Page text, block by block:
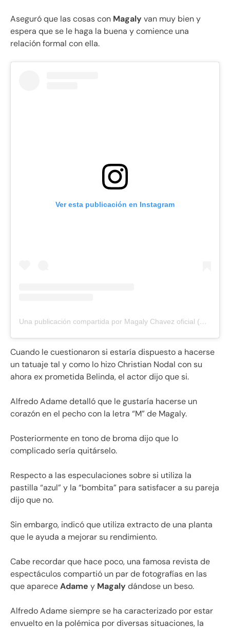
Aseguró que las cosas con Magalyvan muy bien y
espera que se le haga la buena y comience una
relación formal con ella.
Ver esta publicación en Instagram
Una publicación compartida por Magaly Chavez oficial (@magaly_chavezoficial)
Cuando le cuestionaron si estaría dispuesto a hacerse
un tatuaje tal y como lo hizo Christian Nodal con su
ahora ex prometida Belinda, el actor dijo que si.
Alfredo Adame detalló que le gustaría hacerse un
corazón en el pecho con la letra “M” de Magaly.
Posteriormente en tono de broma dijo que lo
complicado sería quitárselo.
Respecto a las especulaciones sobre si utiliza la
pastilla “azul” y la “bombita” para satisfacer a su pareja
dijo que no.
Sin embargo, indicó que utiliza extracto de una planta
que le ayuda a mejorar su rendimiento.
Cabe recordar que hace poco, una famosa revista de
espectáculos compartió un par de fotografías en las
que apareceAdame y Magalydándose un beso.
Alfredo Adame siempre se ha caracterizado por estar
envuelto en la polémica por diversas situaciones, la